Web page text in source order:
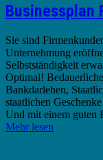
Businessplan
Sie sind
Unternehmung
Selbstständigkeit
Optimal!
Bankdarlehen,
staatlichen
Und mit einem guten
Mehr lesen